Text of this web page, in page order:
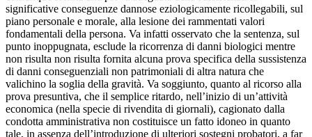
significative conseguenze dannose eziologicamente ricollegabili, sul
piano personale e morale, alla lesione dei rammentati valori
fondamentali della persona. Va infatti osservato che la sentenza, sul
punto inoppugnata, esclude la ricorrenza di danni biologici mentre
non risulta non risulta fornita alcuna prova specifica della sussistenza
di danni conseguenziali non patrimoniali di altra natura che
valichino la soglia della gravità. Va soggiunto, quanto al ricorso alla
prova presuntiva, che il semplice ritardo, nell’inizio di un’attività
economica (nella specie di rivendita di giornali), cagionato dalla
condotta amministrativa non costituisce un fatto idoneo in quanto
tale, in assenza dell’introduzione di ulteriori sostegni probatori, a far